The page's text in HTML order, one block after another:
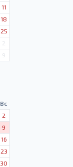
11
18
25
2
9
Вс
2
9
16
23
30